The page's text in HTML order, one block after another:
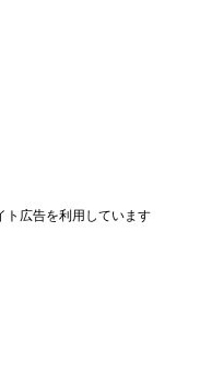
ト広告を利用しています